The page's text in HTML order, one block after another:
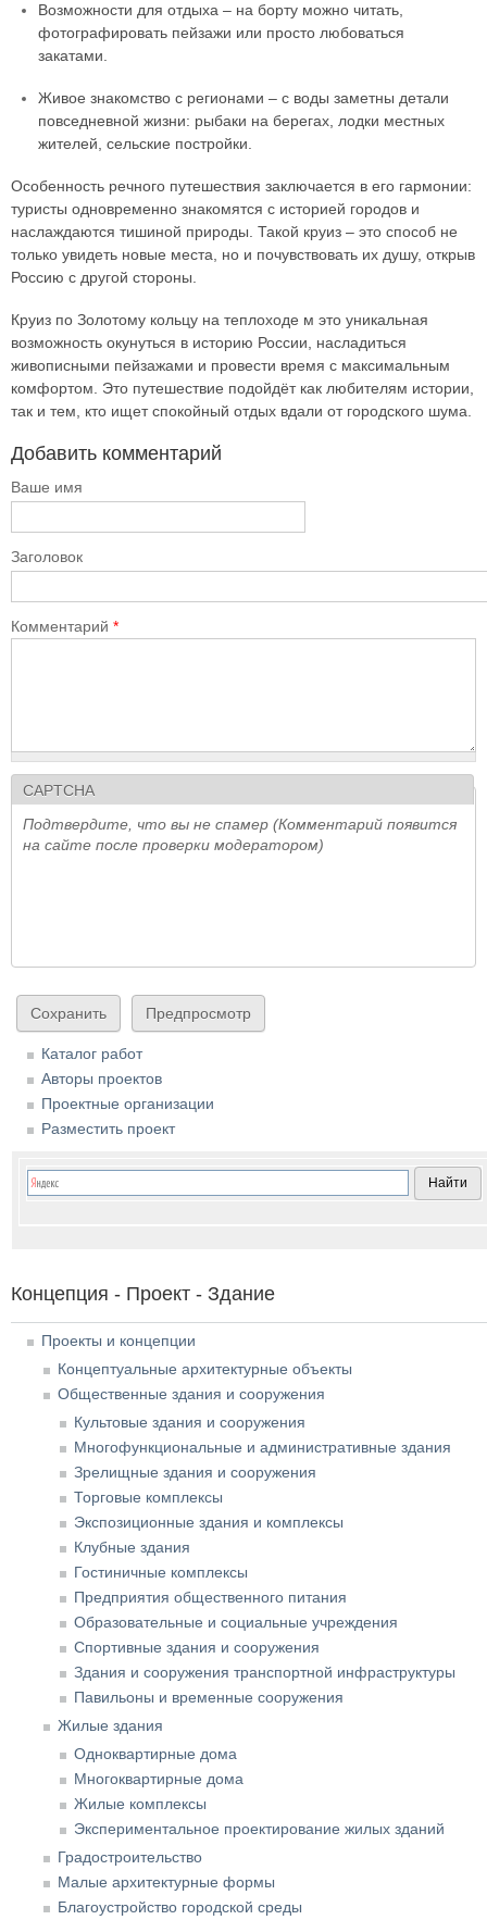
Возможности для отдыха – на борту можно читать,
фотографировать пейзажи или просто любоваться
закатами.
Живое знакомство с регионами – с воды заметны детали
повседневной жизни: рыбаки на берегах, лодки местных
жителей, сельские постройки.
Особенность речного путешествия заключается в его гармонии:
туристы одновременно знакомятся с историей городов и
наслаждаются тишиной природы. Такой круиз – это способ не
только увидеть новые места, но и почувствовать их душу, открыв
Россию с другой стороны.
Круиз по Золотому кольцу на теплоходе м это уникальная
возможность окунуться в историю России, насладиться
живописными пейзажами и провести время с максимальным
комфортом. Это путешествие подойдёт как любителям истории,
так и тем, кто ищет спокойный отдых вдали от городского шума.
Добавить комментарий
Ваше имя
Заголовок
Комментарий *
CAPTCHA
Подтвердите, что вы не спамер (Комментарий появится
на сайте после проверки модератором)
Каталог работ
Авторы проектов
Проектные организации
Разместить проект
Концепция - Проект - Здание
Проекты и концепции
Концептуальные архитектурные объекты
Общественные здания и сооружения
Культовые здания и сооружения
Многофункциональные и административные здания
Зрелищные здания и сооружения
Торговые комплексы
Экспозиционные здания и комплексы
Клубные здания
Гостиничные комплексы
Предприятия общественного питания
Образовательные и социальные учреждения
Спортивные здания и сооружения
Здания и сооружения транспортной инфраструктуры
Павильоны и временные сооружения
Жилые здания
Одноквартирные дома
Многоквартирные дома
Жилые комплексы
Экспериментальное проектирование жилых зданий
Градостроительство
Малые архитектурные формы
Благоустройство городской среды